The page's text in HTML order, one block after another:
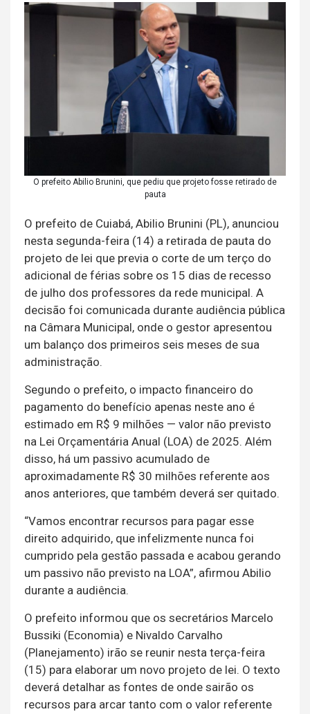
O prefeito Abilio Brunini, que pediu que projeto fosse retirado de
pauta
O prefeito de Cuiabá, Abilio Brunini (PL), anunciou
nesta segunda-feira (14) a retirada de pauta do
projeto de lei que previa o corte de um terço do
adicional de férias sobre os 15 dias de recesso
de julho dos professores da rede municipal. A
decisão foi comunicada durante audiência pública
na Câmara Municipal, onde o gestor apresentou
um balanço dos primeiros seis meses de sua
administração.
Segundo o prefeito, o impacto financeiro do
pagamento do benefício apenas neste ano é
estimado em R$ 9 milhões — valor não previsto
na Lei Orçamentária Anual (LOA) de 2025. Além
disso, há um passivo acumulado de
aproximadamente R$ 30 milhões referente aos
anos anteriores, que também deverá ser quitado.
“Vamos encontrar recursos para pagar esse
direito adquirido, que infelizmente nunca foi
cumprido pela gestão passada e acabou gerando
um passivo não previsto na LOA”, afirmou Abilio
durante a audiência.
O prefeito informou que os secretários Marcelo
Bussiki (Economia) e Nivaldo Carvalho
(Planejamento) irão se reunir nesta terça-feira
(15) para elaborar um novo projeto de lei. O texto
deverá detalhar as fontes de onde sairão os
recursos para arcar tanto com o valor referente